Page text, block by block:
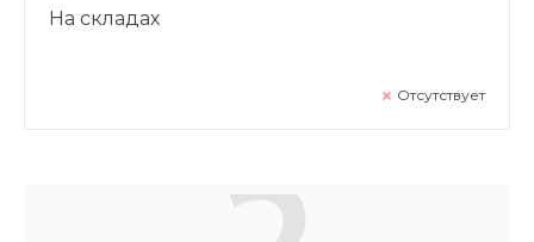
На складах
Отсутствует